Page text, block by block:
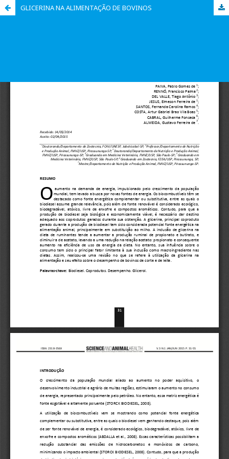
GLICERINA NA ALIMENTAÇÃO DE BOVINOS